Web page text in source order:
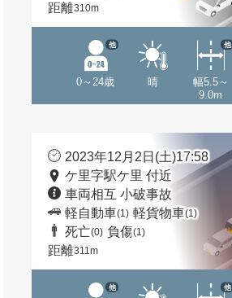
距離310m
0～24歳
他
晴
幅5.5～
9.0m
他
2023年12月2日(土)17:58
ケ里字駅ケ里 付近
車両相互 小破事故
軽自動車(1) 軽貨物車(1)
死亡(0) 負傷(1)
距離311m
他 他